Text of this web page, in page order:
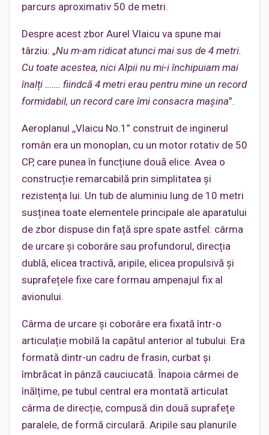
parcurs aproximativ 50 de metri.
Despre acest zbor Aurel Vlaicu va spune mai
târziu: „Nu m-am ridicat atunci mai sus de 4 metri.
Cu toate acestea, nici Alpii nu mi-i închipuiam mai
înalți ……. fiindcă 4 metri erau pentru mine un record
formidabil, un record care îmi consacra mașina”.
Aeroplanul ,,Vlaicu No.1” construit de inginerul
român era un monoplan, cu un motor rotativ de 50
CP, care punea în funcțiune două elice. Avea o
construcție remarcabilă prin simplitatea și
rezistența lui. Un tub de aluminiu lung de 10 metri
susținea toate elementele principale ale aparatului
de zbor dispuse din față spre spate astfel: cârma
de urcare și coborâre sau profundorul, direcția
dublă, elicea tractivă, aripile, elicea propulsivă și
suprafețele fixe care formau ampenajul fix al
avionului.
Cârma de urcare și coborâre era fixată într-o
articulație mobilă la capătul anterior al tubului. Era
formată dintr-un cadru de frasin, curbat și
îmbrăcat în pânză cauciucată. Înapoia cârmei de
înălțime, pe tubul central era montată articulat
cârma de direcție, compusă din două suprafețe
paralele, de formă circulară. Aripile sau planurile